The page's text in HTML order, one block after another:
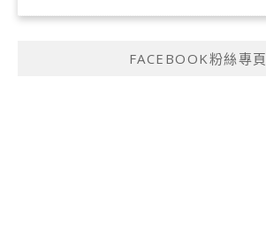
FACEBOOK粉絲專頁